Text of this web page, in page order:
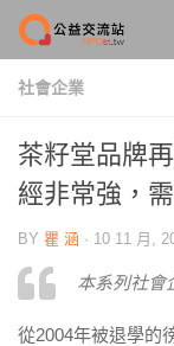
Skip to content
社會企業
茶籽堂品牌
經非常強，
BY 瞿 涵 · 10 11 月,
本系列社會
從2004年被退學的